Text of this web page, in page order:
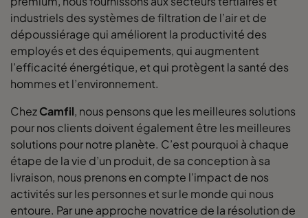
industriels des systèmes de filtration de l’air et de
dépoussiérage qui améliorent la productivité des
employés et des équipements, qui augmentent
l’efficacité énergétique, et qui protègent la santé des
hommes et l’environnement.
ChezCamfil, nous pensons que les meilleures solutions
pour nos clients doivent également être les meilleures
solutions pour notre planète. C’est pourquoi à chaque
étape de la vie d’un produit, de sa conception à sa
livraison, nous prenons en compte l’impact de nos
activités sur les personnes et sur le monde qui nous
entoure. Par une approche novatrice de la résolution de